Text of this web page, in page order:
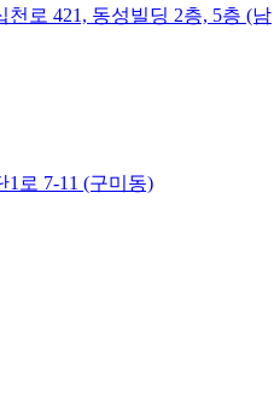
로 421, 동성빌딩 2층, 5층 (남
로 7-11 (구미동)